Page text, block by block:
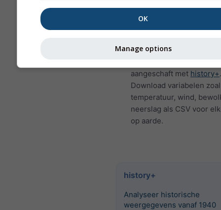
(
West Houston Medical
aangeschaft met history+.
Download variabelen
temperatuur, wind,
neerslag als CSV voor
op aarde.
history+
Analyseer historische
weergegevens vanaf 1940
OK
Manage options